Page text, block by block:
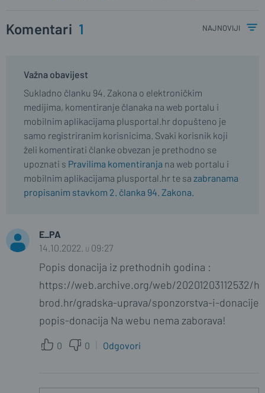
Komentari 1 najnoviji
Važna obavijest
Sukladno članku 94. Zakona o elektroničkim
medijima, komentiranje članaka na web portalu i
mobilnim aplikacijama plusportal.hr dopušteno je
samo registriranim korisnicima. Svaki korisnik koji
želi komentirati članke obvezan je prethodno se
upoznati s Pravilima komentiranja na web portalu i
mobilnim aplikacijama plusportal.hr te sa zabranama
propisanim stavkom 2. članka 94. Zakona.
E_PA
14.10.2022. u 09:27
Popis donacija iz prethodnih godina :
https://web.archive.org/web/20201203112532/
brod.hr/gradska-uprava/sponzorstva-i-
popis-donacija Na webu nema zaborava!
0 0 Odgovori